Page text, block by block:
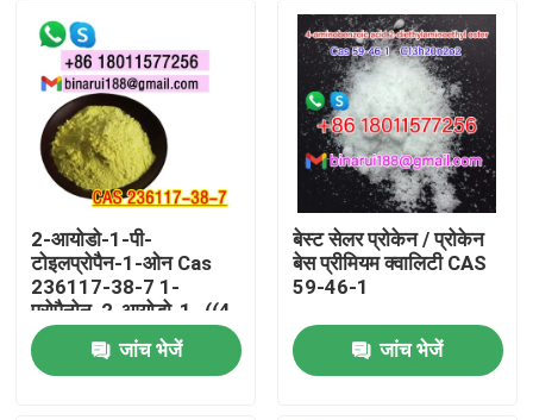
2-आयोडो-1-पी-
टोइलप्रोपैन-1-ओन Cas
236117-38-7 1-
प्रोपैनोन, 2-आयोडो-1- ((4-
मेथिलफेनिल) -
जांच भेजें
बेस्ट सेलर प्रोकेन / प्रोकेन
बेस प्रीमियम क्वालिटी CAS
59-46-1
जांच भेजें